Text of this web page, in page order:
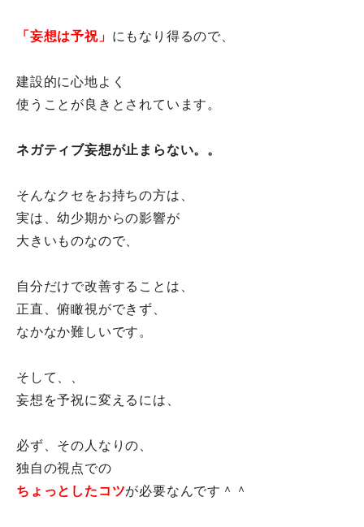
「妄想は予祝」 にもなり得るので、
建設的に心地よく
使うことが良きとされています。
ネガティブ妄想が止まらない。。
そんなクセをお持ちの方は、
実は、幼少期からの影響が
大きいものなので、
自分だけで改善することは、
正直、俯瞰視ができず、
なかなか難しいです。
そして、、
妄想を予祝に変えるには、
必ず、その人なりの、
独自の視点での
ちょっとしたコツが必要なんです＾＾